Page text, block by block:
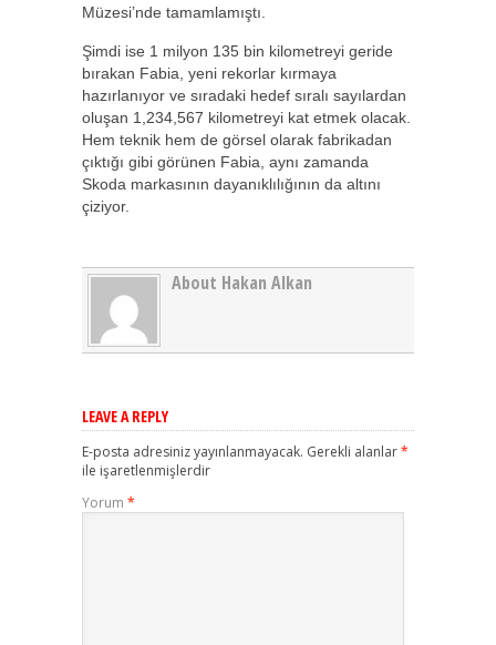
Müzesi’nde tamamlamıştı.
Şimdi ise 1 milyon 135 bin kilometreyi geride
bırakan Fabia, yeni rekorlar kırmaya
hazırlanıyor ve sıradaki hedef sıralı sayılardan
oluşan 1,234,567 kilometreyi kat etmek olacak.
Hem teknik hem de görsel olarak fabrikadan
çıktığı gibi görünen Fabia, aynı zamanda
Skoda markasının dayanıklılığının da altını
çiziyor.
About Hakan Alkan
LEAVE A REPLY
E-posta adresiniz yayınlanmayacak. Gerekli alanlar*
ile işaretlenmişlerdir
Yorum *